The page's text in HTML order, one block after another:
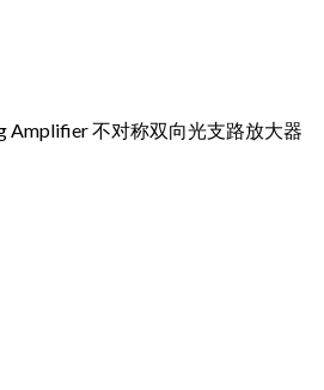
Amplifier 不对称双向光支路放大器